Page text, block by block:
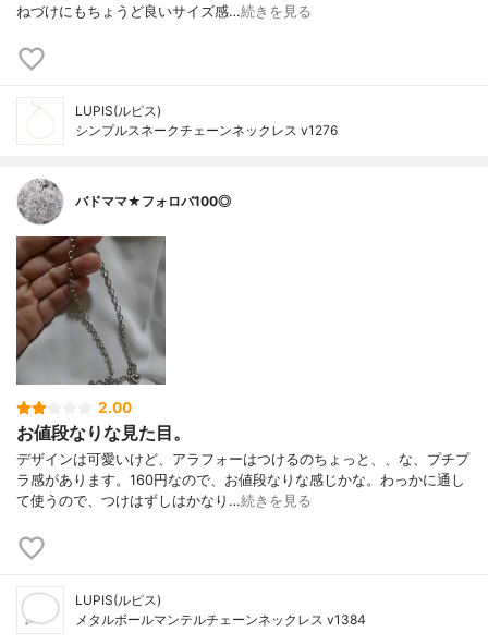
ねづけにもちょうど良いサイズ感…続きを見る
LUPIS(ルピス)
シンプルスネークチェーンネックレス v1276
バドママ★フォロバ100◎
2.00
お値段なりな見た目。
デザインは可愛いけど、アラフォーはつけるのちょっと、、な、プチプ
ラ感があります。160円なので、お値段なりな感じかな。わっかに通し
て使うので、つけはずしはかなり…続きを見る
LUPIS(ルピス)
メタルボールマンテルチェーンネックレス v1384